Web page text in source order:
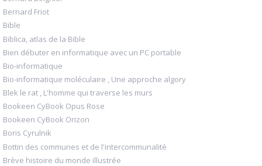
Bernard Friot
Bible
Biblica, atlas de la Bible
Bien débuter en informatique avec un PC portable
Bio-informatique
Bio-informatique moléculaire , Une approche algory
Blek le rat , L'homme qui traverse les murs
Bookeen CyBook Opus Rose
Bookeen CyBook Orizon
Boris Cyrulnik
Bottin des communes et de l'intercommunalité
Brève histoire du monde illustrée